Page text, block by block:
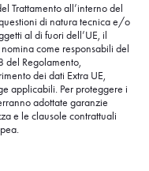
Trattamento all’interno del
di natura tecnica e/o
al di fuori dell’UE, il
come responsabili del
del Regolamento,
dei dati Extra UE,
applicabili. Per proteggere i
adottate garanzie
e le clausole contrattuali